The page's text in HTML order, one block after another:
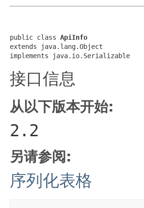
public class ApiInfo
extends java.lang.Object
implements java.io.Serializable
接口信息
从以下版本开始:
2.2
另请参阅:
序列化表格